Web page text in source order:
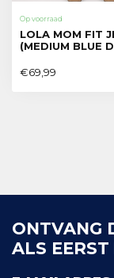
Op voorraad
LOLA MOM FIT
(MEDIUM BLUE
€69,99
ONTVANG
ALS